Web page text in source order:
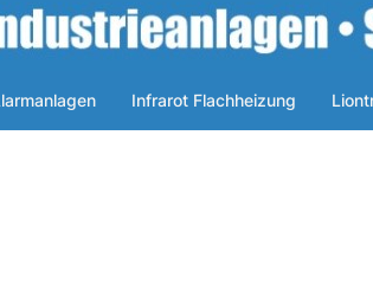
Infrarot Flachheizung